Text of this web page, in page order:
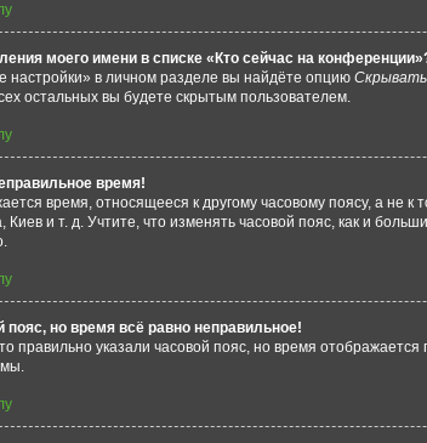
моего имени в списке «Кто сейчас на
настройки» в личном разделе вы найдёте опцию
остальных вы будете скрытым пользователем.
время!
время, относящееся к другому часовому поясу, а не к
Киев и т. д. Учтите, что изменять часовой пояс, как и
пояс, но время всё равно неправильное!
правильно указали часовой пояс, но время